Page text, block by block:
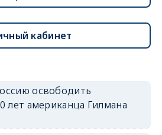
кабинет
освободить
лет американца Гилмана